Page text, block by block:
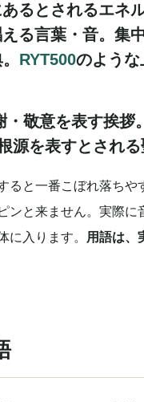
あるとされるエネ
える言葉・音。集
RYT500のような
・敬意を表す挨
源を表すとされ
ると一番こぼれ落ちや
ンと来ません。実際
に入ります。
用語は、